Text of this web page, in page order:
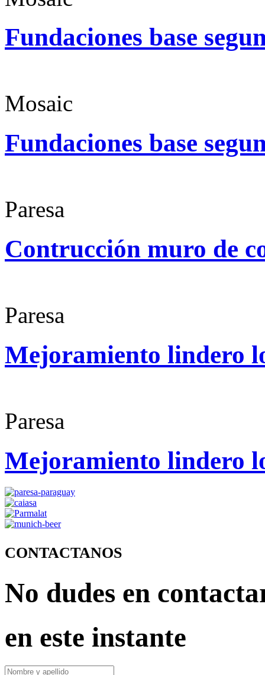
Fundaciones base
Mosaic
Fundaciones base
Paresa
Contrucción muro de
Paresa
Mejoramiento lindero
Paresa
Mejoramiento lindero
CONTACTANOS
No dudes en
en este instante